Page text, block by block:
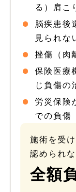
る）肩こ
脳疾患後
見られな
挫傷（肉
保険医療
じ負傷の
労災保険
での負傷
施術を受
認められ
全額